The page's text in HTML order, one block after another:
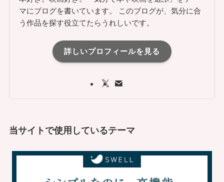
マにブログを書いています。 このブログが、気分に合
う作品を探す役立てたらうれしいです。
詳しいプロフィールを見る
当サイトで使用しているテーマ